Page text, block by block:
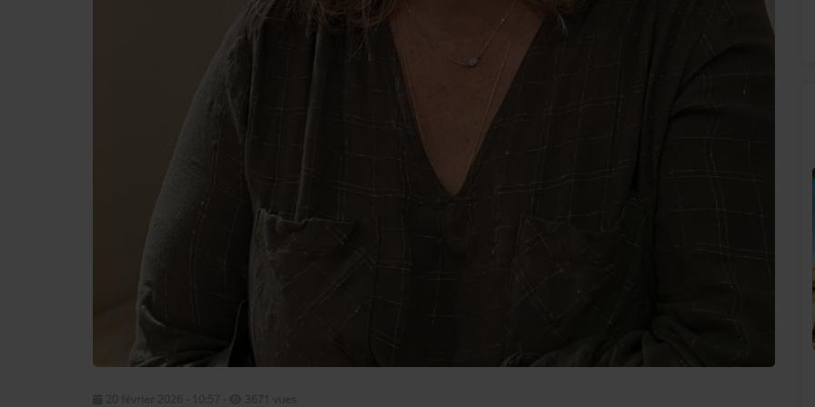
UNE WEBRADIO DANS VOTRE ÉCOLE
ANIMATION RADIO DÈS 9 ANS
FÊTEZ VOTRE ANNIVERSAIRE À
SUNALPES !
mix reggae avec Retrouvez nos programmes en replay !